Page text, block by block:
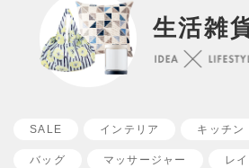
生活雑
SALE インテリア キッチン
バッグ マッサージャー レ